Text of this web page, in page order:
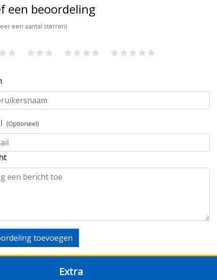
een beoordeling
een aantal sterren)
(Optioneel)
toevoegen
Extra